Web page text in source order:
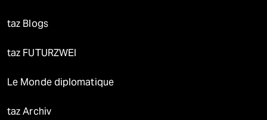
taz Blogs
taz FUTURZWEI
Le Monde diplomatique
taz Archiv